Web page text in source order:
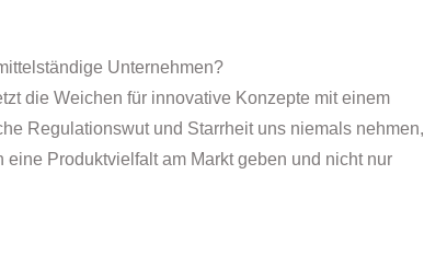
Unternehmen?
die Weichen für innovative Konzepte mit einem
Regulationswut und Starrheit uns niemals nehmen,
Produktvielfalt am Markt geben und nicht nur